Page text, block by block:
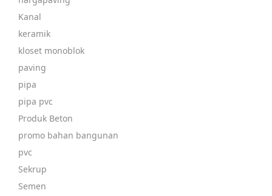
Kanal
keramik
kloset monoblok
paving
pipa
pipa pvc
Produk Beton
promo bahan bangunan
pvc
Sekrup
Semen